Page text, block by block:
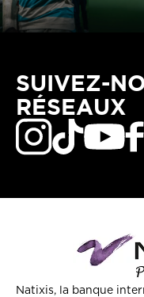
SUIVEZ-
RÉSEAUX
Natixis, la banque